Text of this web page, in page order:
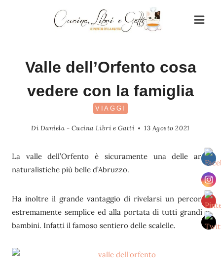
Valle dell’Orfento cosa
vedere con la famiglia
VIAGGI
Di Daniela - Cucina Libri e Gatti 13 Agosto 2021
La valle dell’Orfento è sicuramente una delle aree
naturalistiche più belle d’Abruzzo.
Ha inoltre il grande vantaggio di rivelarsi un percorso
estremamente semplice ed alla portata di tutti grandi e
bambini. Infatti il famoso sentiero delle scalelle.